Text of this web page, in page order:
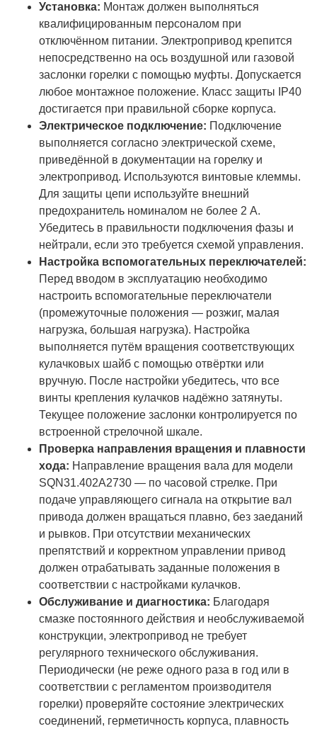
Установка: Монтаж должен выполняться
квалифицированным персоналом при
отключённом питании. Электропривод крепится
непосредственно на ось воздушной или газовой
заслонки горелки с помощью муфты. Допускается
любое монтажное положение. Класс защиты IP40
достигается при правильной сборке корпуса.
Электрическое подключение: Подключение
выполняется согласно электрической схеме,
приведённой в документации на горелку и
электропривод. Используются винтовые клеммы.
Для защиты цепи используйте внешний
предохранитель номиналом не более 2 А.
Убедитесь в правильности подключения фазы и
нейтрали, если это требуется схемой управления.
Настройка вспомогательных переключателей:
Перед вводом в эксплуатацию необходимо
настроить вспомогательные переключатели
(промежуточные положения — розжиг, малая
нагрузка, большая нагрузка). Настройка
выполняется путём вращения соответствующих
кулачковых шайб с помощью отвёртки или
вручную. После настройки убедитесь, что все
винты крепления кулачков надёжно затянуты.
Текущее положение заслонки контролируется по
встроенной стрелочной шкале.
Проверка направления вращения и плавности
хода: Направление вращения вала для модели
SQN31.402A2730 — по часовой стрелке. При
подаче управляющего сигнала на открытие вал
привода должен вращаться плавно, без заеданий
и рывков. При отсутствии механических
препятствий и корректном управлении привод
должен отрабатывать заданные положения в
соответствии с настройками кулачков.
Обслуживание и диагностика: Благодаря
смазке постоянного действия и необслуживаемой
конструкции, электропривод не требует
регулярного технического обслуживания.
Периодически (не реже одного раза в год или в
соответствии с регламентом производителя
горелки) проверяйте состояние электрических
соединений, герметичность корпуса, плавность